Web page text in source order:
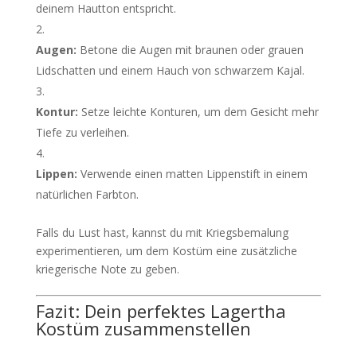
deinem Hautton entspricht.
Augen: Betone die Augen mit braunen oder grauen
Lidschatten und einem Hauch von schwarzem Kajal.
Kontur: Setze leichte Konturen, um dem Gesicht mehr
Tiefe zu verleihen.
Lippen: Verwende einen matten Lippenstift in einem
natürlichen Farbton.
Falls du Lust hast, kannst du mit Kriegsbemalung
experimentieren, um dem Kostüm eine zusätzliche
kriegerische Note zu geben.
Fazit: Dein perfektes Lagertha
Kostüm zusammenstellen